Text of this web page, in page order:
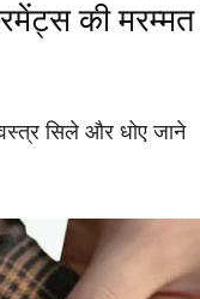
की मरम्मत
सिले और धोए जाने